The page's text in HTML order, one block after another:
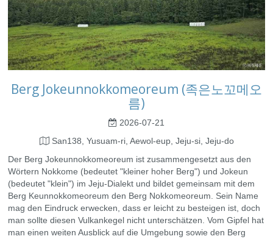
Berg Jokeunnokkomeoreum (족은노꼬메오
름)
2026-07-21
San138, Yusuam-ri, Aewol-eup, Jeju-si, Jeju-do
Der Berg Jokeunnokkomeoreum ist zusammengesetzt aus den
Wörtern Nokkome (bedeutet "kleiner hoher Berg") und Jokeun
(bedeutet "klein") im Jeju-Dialekt und bildet gemeinsam mit dem
Berg Keunnokkomeoreum den Berg Nokkomeoreum. Sein Name
mag den Eindruck erwecken, dass er leicht zu besteigen ist, doch
man sollte diesen Vulkankegel nicht unterschätzen. Vom Gipfel hat
man einen weiten Ausblick auf die Umgebung sowie den Berg